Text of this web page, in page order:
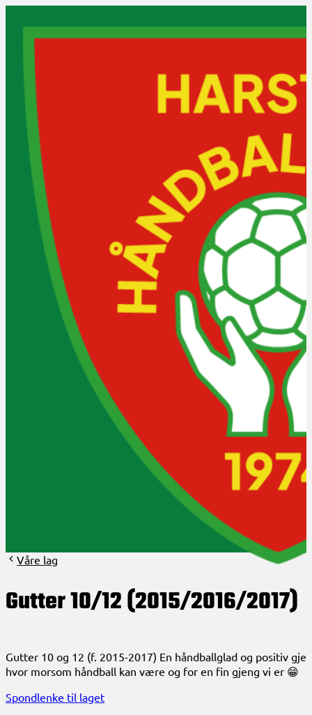
Treningstider
Våre lag
Praktisk info
Bli medlem?
Ofte stilte spørsmål
Vakter, roller og regler
Kraftcupen
NNM NTE-serien 2026: J/G
16 år
Klubbinfo
Bli medlem?
Om HHK
HHK 50år 2024
Aktuelt
Arrangementer
Styret og verv
Våre lag
Gutter 10/12 (2015/2016/2017)
Gutter 10 og 12 (f. 2015-2017) En håndballglad og positiv
hvor morsom håndball kan være og for en fin gjeng vi er 😁
Spondlenke til laget